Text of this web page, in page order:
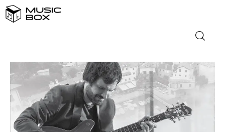
NASLOVNICA
DOMAĆA GLAZBA
STRANA GLAZBA